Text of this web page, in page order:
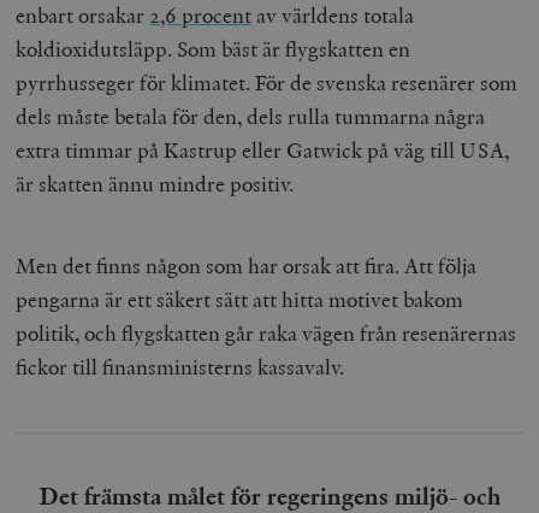
enbart orsakar 2,6 procent av världens totala
koldioxidutsläpp. Som bäst är flygskatten en
pyrrhusseger för klimatet. För de svenska resenärer som
dels måste betala för den, dels rulla tummarna några
extra timmar på Kastrup eller Gatwick på väg till USA,
är skatten ännu mindre positiv.
Men det finns någon som har orsak att fira. Att följa
pengarna är ett säkert sätt att hitta motivet bakom
politik, och flygskatten går raka vägen från resenärernas
fickor till finansministerns kassavalv.
Det främsta målet för regeringens miljö- och